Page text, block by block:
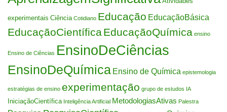
experimentais Ciência Cotidiano Educação EducaçãoBásica
EducaçãoCientíficaEducaçãoQuímica ensino
Ensino de Ciências EnsinoDeCiências
EnsinoDeQuímica Ensino de Química epistemologia
estratégias de ensino experimentação grupo de estudos IA
IniciaçãoCientífica Inteligência Artificial MetodologiasAtivas Palestra